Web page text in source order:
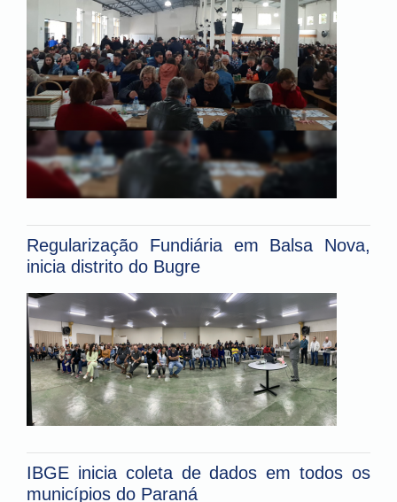
Regularização Fundiária em Balsa Nova,
inicia distrito do Bugre
IBGE inicia coleta de dados em todos os
municípios do Paraná